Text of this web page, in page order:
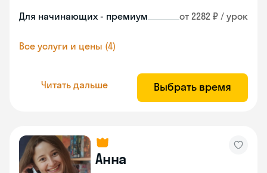
Для начинающих - премиум от 2282 ₽ / урок
Все услуги и цены (4)
Читать дальше Выбрать время
Анна